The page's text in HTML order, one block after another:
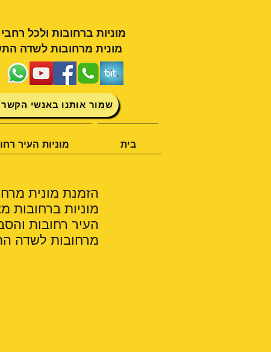
מוניות ברחובות ולכל
מונית מרחובות לשדה
שמור אותנו באנשי
בית מוניות העיר
הזמנת מונית
מוניות ברחובות
העיר רחובות
מרחובות לשדה